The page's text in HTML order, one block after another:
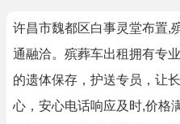
许昌市魏都区白事灵堂布置,
通融洽。殡葬车出租拥有专
的遗体保存，护送专员，让
心，安心电话响应及时,价格